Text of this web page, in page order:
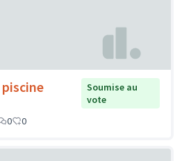
Soumise au
vote
0 0